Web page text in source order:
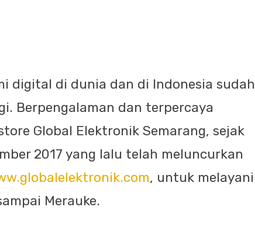
digital di dunia dan di Indonesia sudah
Berpengalaman dan terpercaya
Global Elektronik Semarang, sejak
2017 yang lalu telah meluncurkan
, untuk melayani
Merauke.